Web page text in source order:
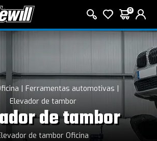
0
Ferramentas automotivas
Elevador de tambor
de tambor
de tambor Oficina